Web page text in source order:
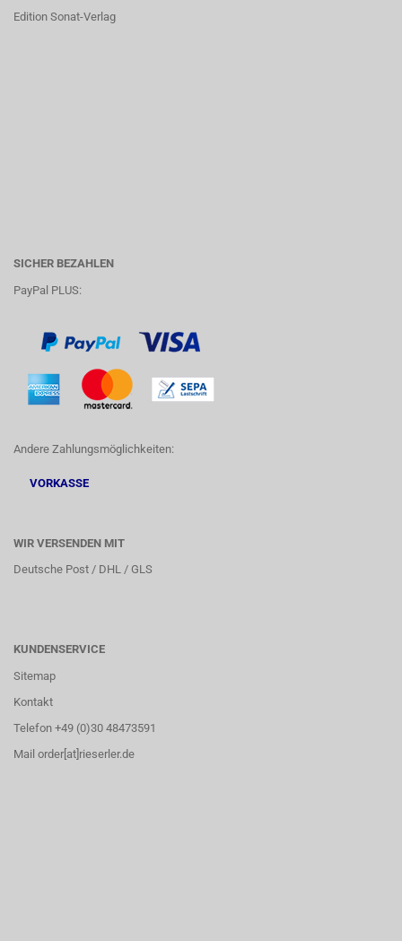
Edition Sonat-Verlag
SICHER BEZAHLEN
PayPal PLUS:
Andere Zahlungsmöglichkeiten:
VORKASSE
WIR VERSENDEN MIT
Deutsche Post / DHL / GLS
KUNDENSERVICE
Sitemap
Kontakt
Telefon +49 (0)30 48473591
Mail order[at]rieserler.de